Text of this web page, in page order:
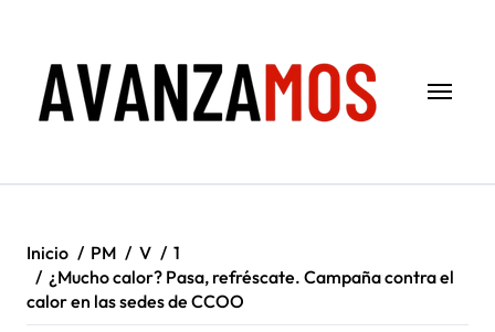
contenido
Inicio PM V
1
¿Mucho calor? Pasa, refréscate. Campaña contra el
calor en las sedes de CCOO